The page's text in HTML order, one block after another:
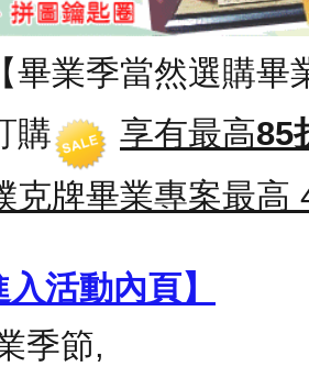
【畢業季當然選購
購
享有最高85
克牌畢業專案最高
入活動內頁】
季節,